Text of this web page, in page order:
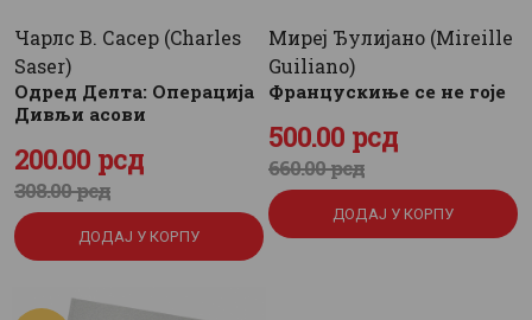
Чарлс В. Сасер (Charles
Saser)
Одред Делта: Операција
Дивљи асови
308.00рсд
Оригинална
цена
је
била:
308
200.00 рсд
Тренутна
цена
је:
200.
0
ДОДАЈ У КОРПУ
Миреј Ђулијано (Mireille
Guiliano)
Францускиње се не гоје
660.00рсд
Оригинална
цена
је
била:
500.00 рсд
Тренутна
цена
је:
500.
ДОДАЈ У КОРПУ